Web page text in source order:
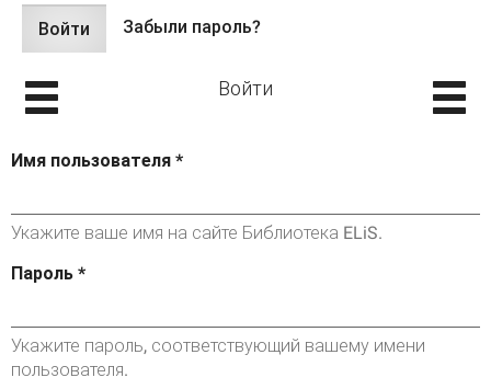
Главные вкладки
Войти (активная
вкладка)
Забыли пароль?
Войти
Имя пользователя *
Укажите ваше имя на сайте Библиотека ELiS.
Пароль *
Укажите пароль, соответствующий вашему имени
пользователя.